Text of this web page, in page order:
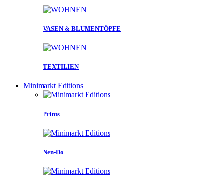
VASEN & BLUMENTÖPFE
TEXTILIEN
Minimarkt Editions
Prints
Nen-Do